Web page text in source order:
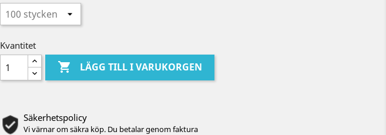
Kvantitet
 LÄGG TILL I VARUKORGEN
Säkerhetspolicy
Vi värnar om säkra köp. Du betalar genom faktura